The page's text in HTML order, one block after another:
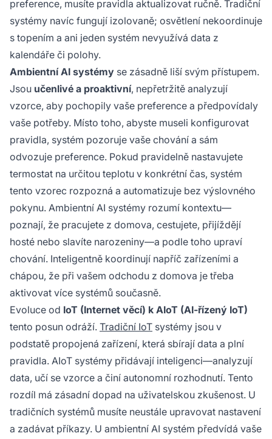
preference, musíte pravidla aktualizovat ručně. Tradiční
systémy navíc fungují izolovaně; osvětlení nekoordinuje
s topením a ani jeden systém nevyužívá data z
kalendáře či polohy.
Ambientní AI systémy se zásadně liší svým přístupem.
Jsou učenlivé a proaktivní, nepřetržitě analyzují
vzorce, aby pochopily vaše preference a předpovídaly
vaše potřeby. Místo toho, abyste museli konfigurovat
pravidla, systém pozoruje vaše chování a sám
odvozuje preference. Pokud pravidelně nastavujete
termostat na určitou teplotu v konkrétní čas, systém
tento vzorec rozpozná a automatizuje bez výslovného
pokynu. Ambientní AI systémy rozumí kontextu—
poznají, že pracujete z domova, cestujete, přijíždějí
hosté nebo slavíte narozeniny—a podle toho upraví
chování. Inteligentně koordinují napříč zařízeními a
chápou, že při vašem odchodu z domova je třeba
aktivovat více systémů současně.
Evoluce od IoT (Internet věcí) k AIoT (AI-řízený IoT)
tento posun odráží. Tradiční IoT systémy jsou v
podstatě propojená zařízení, která sbírají data a plní
pravidla. AIoT systémy přidávají inteligenci—analyzují
data, učí se vzorce a činí autonomní rozhodnutí. Tento
rozdíl má zásadní dopad na uživatelskou zkušenost. U
tradičních systémů musíte neustále upravovat nastavení
a zadávat příkazy. U ambientní AI systém předvídá vaše